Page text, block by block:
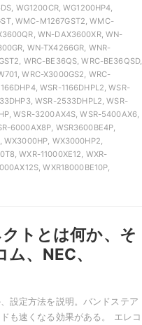
WG1200CR, WG1200HP4,
WMC-M1267GST2, WMC-
WN-DAX3600XR, WN-
WN-TX4266GR, WNR-
WRC-BE36QS, WRC-BE36QSD,
WRC-X3000GS2, WRC-
WSR-1166DHPL2, WSR-
WSR-2533DHPL2, WSR-
WSR-3200AX4S, WSR-5400AX6,
6000AX8P, WSR3600BE4P,
WX3000HP, WX3000HP2,
WXR-11000XE12, WXR-
WXR18000BE10P,
トとは何か、そ
、NEC、
設定方法を説明。バンドステア
も速くなる効果がある。 エレコ